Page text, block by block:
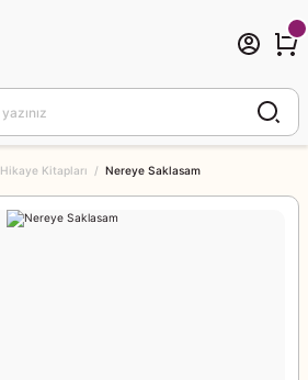
Hikaye Kitapları Nereye Saklasam